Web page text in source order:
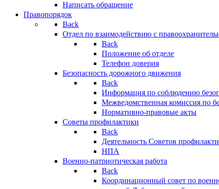
Написать обращение
Правопорядок
Back
Отдел по взаимодействию с
Back
Положение об отделе
Телефон доверия
Безопасность дорожного движения
Back
Информация по соблюдению
Межведомственная комиссия по
Нормативно-правовые акты
Советы профилактики
Back
Деятельность Советов
НПА
Военно-патриотическая работа
Back
Координационный совет по